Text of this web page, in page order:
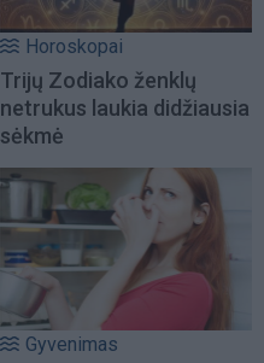
Horoskopai
Trijų Zodiako ženklų
netrukus laukia didžiausia
sėkmė
Gyvenimas